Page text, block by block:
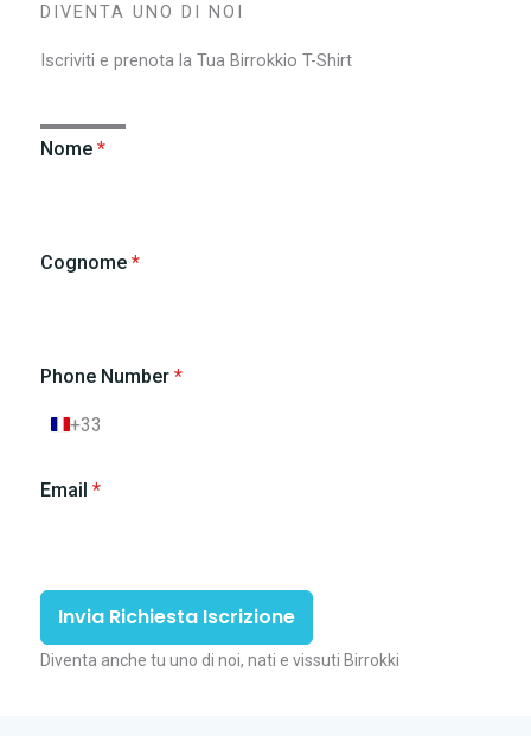
DIVENTA UNO DI NOI
Iscriviti e prenota la Tua Birrokkio T-Shirt
Nome *
Cognome *
Phone Number *
F
n
3
+33
Email *
Invia Richiesta Iscrizione
Diventa anche tu uno di noi, nati e vissuti Birrokki